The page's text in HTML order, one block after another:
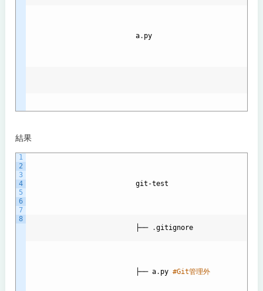
a. py
結果
1
2
3
4
5
6
7
8
git -test
                          ├──
.gitignore
                          ├──
a. py #Git管理外